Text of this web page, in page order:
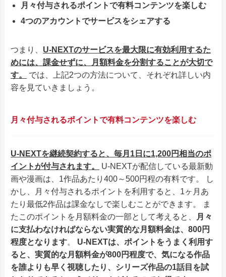
月々付与されるポイントで有料コンテンツを楽しむ
4つのアカウントでサービスをシェアする
つまり、 U-NEXTのサービスを最大限に有効利用するた
めには、課金せずに、月額料金を分割することが大切で
す。
では、上記2つの方法について、それぞれ詳しい内
容を見ていきましょう。
月々付与されるポイントで有料コンテンツを楽しむ
U-NEXTを継続契約すると、毎月1日に1,200円相当のポ
イントが付与されます。
U-NEXTが配信している最新動
画や漫画は、1作品あたり400～500円程の有料です。 し
かし、月々付与されるポイントを利用すると、1ヶ月あ
たり最低2作品は課金なしで楽しむことができます。 ま
たこのポイントを月額料金の一部として考えると、
月々
に支払わなければならない実質的な月額料金は、800円
程度となります。 U-NEXTは、ポイントをうまく利用す
ると、実質的な月額料金が800円程度で、気になる作品
を誰よりも早く視聴したり、シリーズ作品の1話目を試